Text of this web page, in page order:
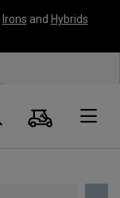
Irons and Hybrids
Panier